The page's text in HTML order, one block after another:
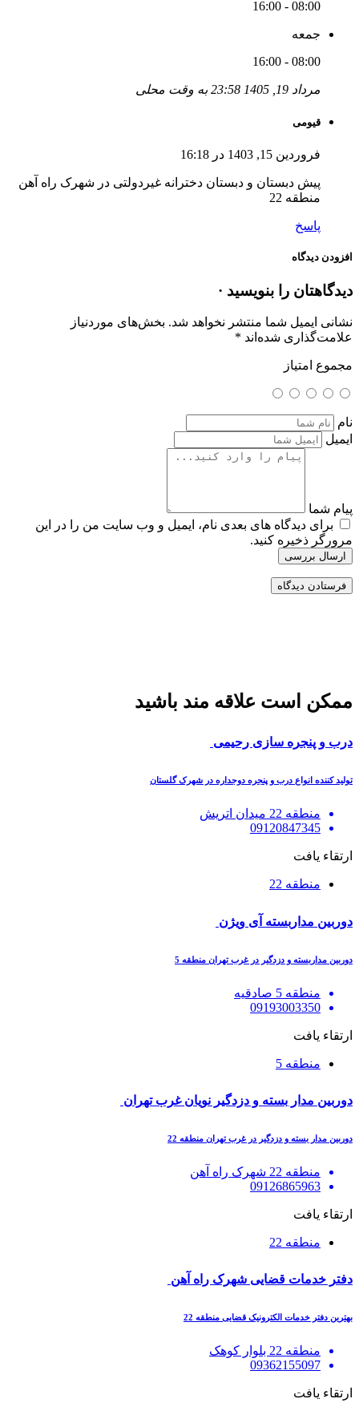
08:00 - 16:00
جمعه
08:00 - 16:00
مرداد 19, 1405 23:58 به وقت محلی
قیومی
فروردین 15, 1403 در 16:18
پیش دبستان و دبستان دخترانه غیردولتی در شهرک راه آهن
منطقه 22
پاسخ
افزودن دیدگاه
دیدگاهتان را بنویسید ·
نشانی ایمیل شما منتشر نخواهد شد. بخش‌های موردنیاز
علامت‌گذاری شده‌اند *
مجموع امتیاز
نام
ایمیل
پیام شما
برای دیدگاه های بعدی نام، ایمیل و وب سایت من را در این
مرورگر ذخیره کنید.
ارسال بررسی
ممکن است علاقه مند باشید
درب و پنجره سازی رحیمی
تولید کننده انواع درب و پنجره دوجداره در شهرک گلستان
منطقه 22 میدان اتریش
09120847345
ارتقاء یافت
منطقه 22
دوربین مداربسته آی ویژن
دوربین مداربسته و دزدگیر در غرب تهران منطقه 5
منطقه 5 صادقیه
09193003350
ارتقاء یافت
منطقه 5
دوربین مدار بسته و دزدگیر نویان غرب تهران
دوربین مدار بسته و دزدگیر در غرب تهران منطقه 22
منطقه 22 شهرک راه آهن
09126865963
ارتقاء یافت
منطقه 22
دفتر خدمات قضایی شهرک راه آهن
بهترین دفتر خدمات الکترونیک قضایی منطقه 22
منطقه 22 بلوار کوهک
09362155097
ارتقاء یافت